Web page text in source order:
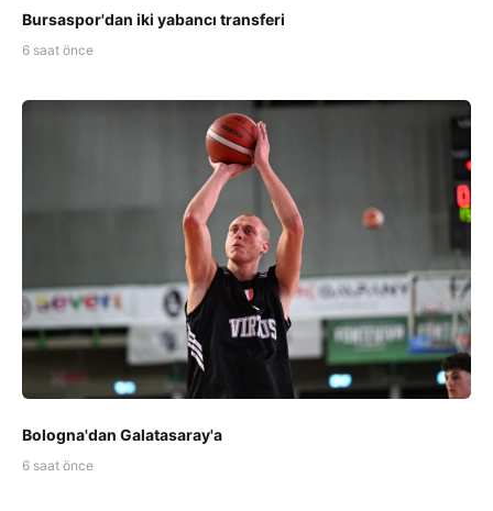
Bursaspor'dan iki yabancı transferi
6 saat önce
Bologna'dan Galatasaray'a
6 saat önce